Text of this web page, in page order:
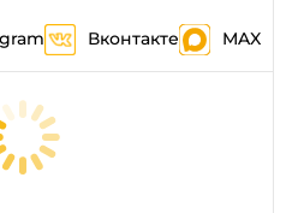
Вконтакте MAX